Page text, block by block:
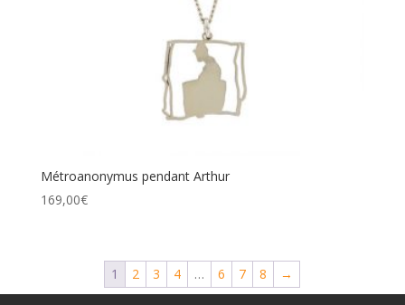
Métroanonymus pendant Arthur
169,00€
1 2 3 4 … 6 7 8 →